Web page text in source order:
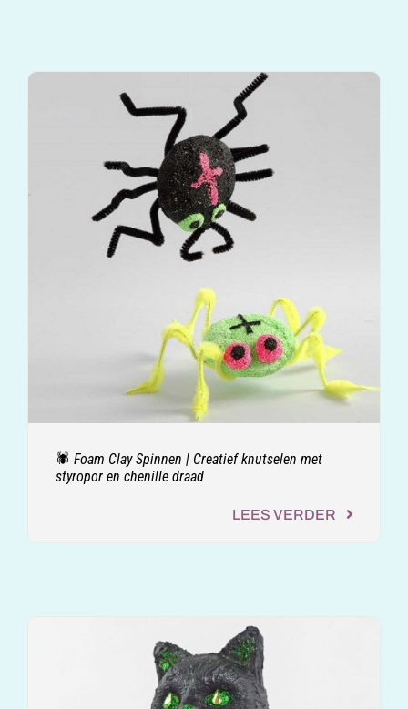
🕷️ Foam Clay Spinnen | Creatief knutselen met
styropor en chenille draad
LEES VERDER